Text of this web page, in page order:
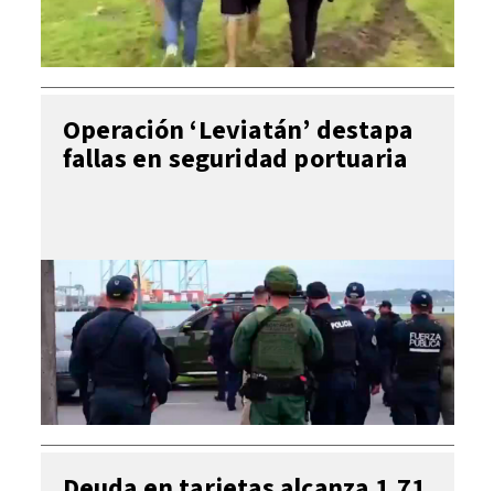
Operación ‘Leviatán’ destapa
fallas en seguridad portuaria